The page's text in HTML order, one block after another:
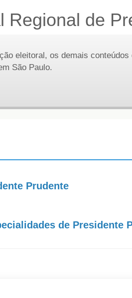
Regional de
eleitoral, os demais
São Paulo.
Prudente
de Presidente